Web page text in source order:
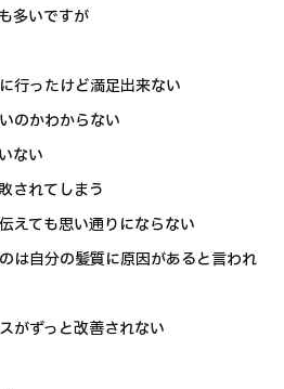
多いですが
行ったけど満足出来ない
のかわからない
ない
されてしまう
えても思い通りにならない
は自分の髪質に原因があると言われ
がずっと改善されない